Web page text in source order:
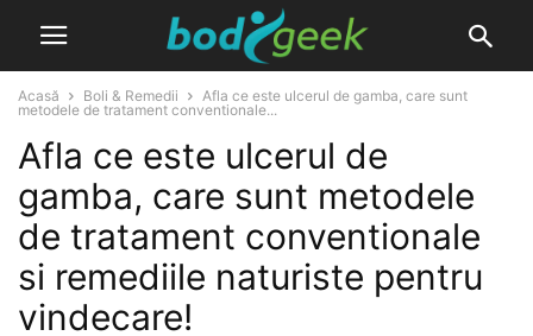
Acasă Boli & Remedii
Afla ce este ulcerul de gamba, care sunt
metodele de tratament conventionale...
Afla ce este ulcerul de
gamba, care sunt metodele
de tratament conventionale
si remediile naturiste pentru
vindecare!